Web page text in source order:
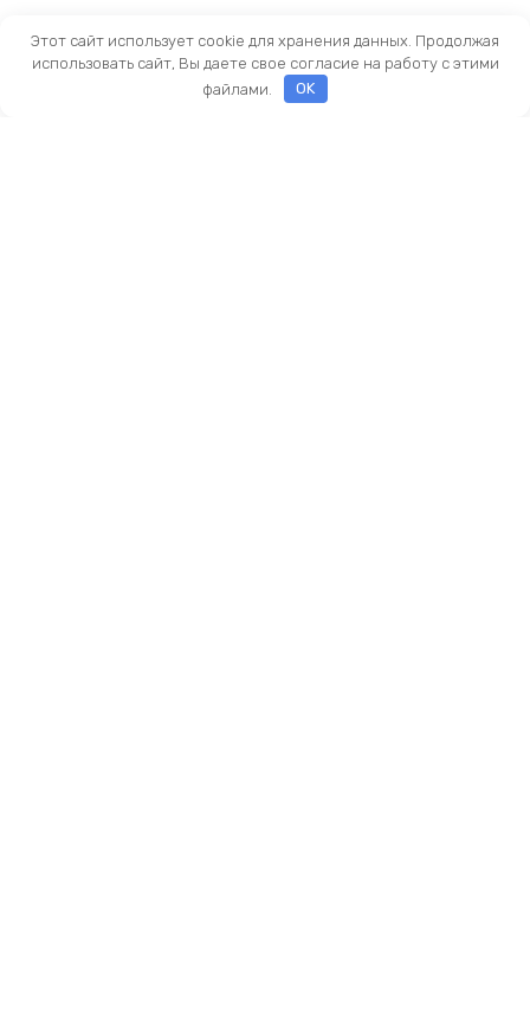
Этот сайт использует cookie для хранения данных. Продолжая
использовать сайт, Вы даете свое согласие на работу с этими
файлами.
OK